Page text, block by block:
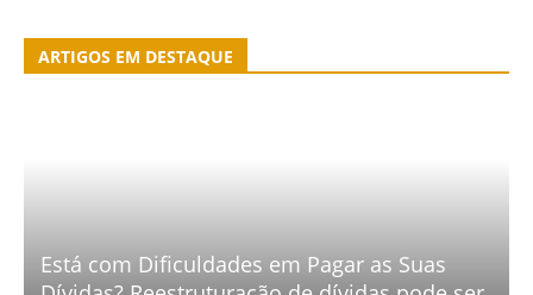
ARTIGOS EM DESTAQUE
Está com Dificuldades em Pagar as Suas